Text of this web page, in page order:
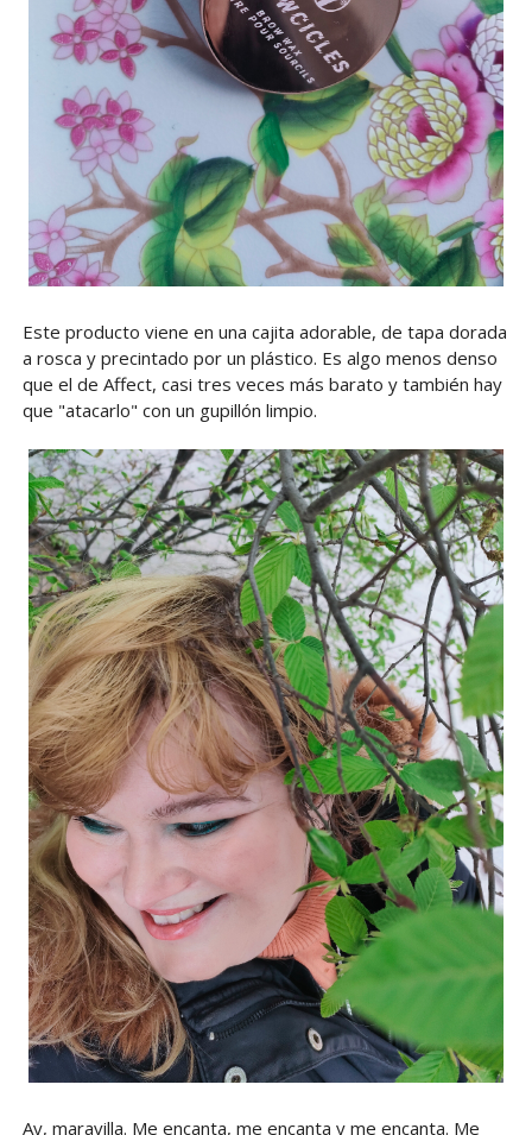
Este producto viene en una cajita adorable, de tapa dorada
a rosca y precintado por un plástico. Es algo menos denso
que el de Affect, casi tres veces más barato y también hay
que "atacarlo" con un gupillón limpio.
Ay, maravilla. Me encanta, me encanta y me encanta. Me